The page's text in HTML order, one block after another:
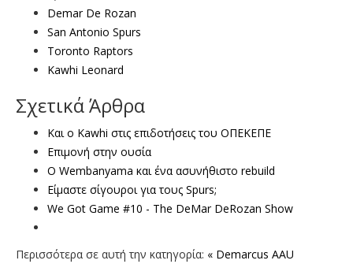
Demar De Rozan
San Antonio Spurs
Toronto Raptors
Kawhi Leonard
Σχετικά Άρθρα
Και ο Kawhi στις επιδοτήσεις του ΟΠΕΚΕΠΕ
Επιμονή στην ουσία
Ο Wembanyama και ένα ασυνήθιστο rebuild
Είμαστε σίγουροι για τους Spurs;
We Got Game #10 - The DeMar DeRozan Show
Περισσότερα σε αυτή την κατηγορία: « Demarcus AAU